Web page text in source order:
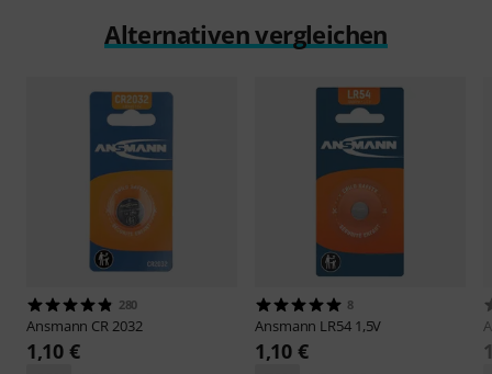
Alternativen vergleichen
280
Ansmann CR 2032
1,10 €
8
Ansmann LR54 1,5V
1,10 €